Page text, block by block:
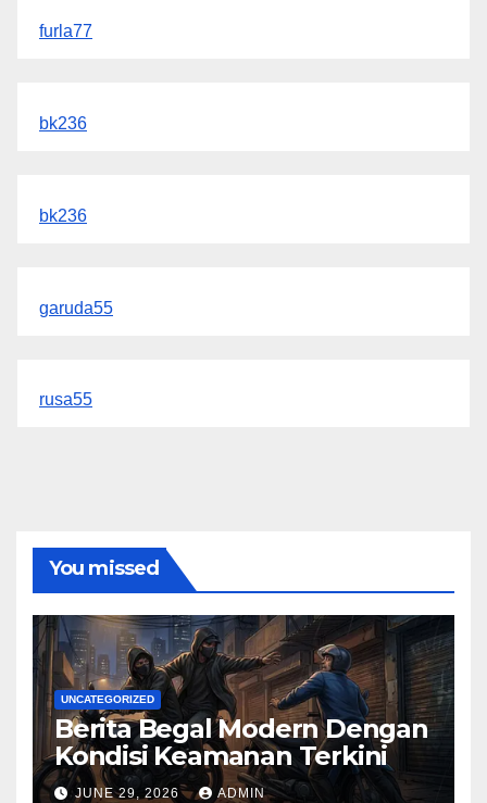
furla77
bk236
bk236
garuda55
rusa55
You missed
UNCATEGORIZED
Berita Begal Modern Dengan
Kondisi Keamanan Terkini
JUNE 29, 2026 ADMIN